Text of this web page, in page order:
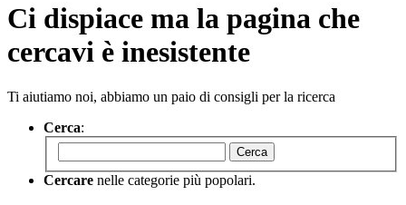
Ci dispiace ma la pagina che
cercavi è inesistente
Ti aiutiamo noi, abbiamo un paio di consigli per la ricerca
Cerca:
Cerca
Cercare nelle categorie più popolari.